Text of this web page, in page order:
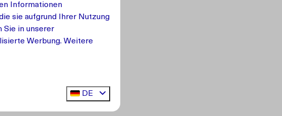
Informationen
sie aufgrund Ihrer Nutzung
Sie in unserer
Werbung. Weitere
DE